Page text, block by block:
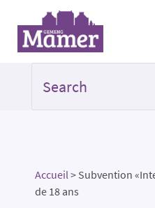
Accueil> Subvention
de 18 ans